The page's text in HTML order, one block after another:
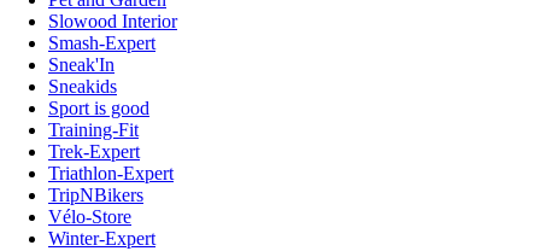
Slowood Interior
Smash-Expert
Sneak'In
Sneakids
Sport is good
Training-Fit
Trek-Expert
Triathlon-Expert
TripNBikers
Vélo-Store
Winter-Expert